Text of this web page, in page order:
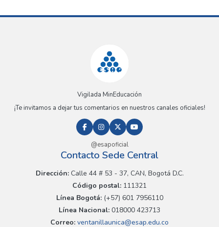
Vigilada MinEducación
¡Te invitamos a dejar tus comentarios en nuestros canales oficiales!
@esapoficial
Contacto Sede Central
Dirección:Calle 44 # 53 - 37, CAN, Bogotá D.C.
Código postal: 111321
Línea Bogotá:(+57) 601 7956110
Línea Nacional: 018000 423713
Correo: ventanillaunica@esap.edu.co